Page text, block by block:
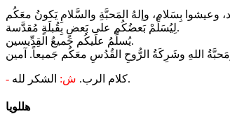
لِيُسَلِّمْ بَعضُكُم على بَعضٍ بِقُبلَةٍ مُقدَّسة.
يُسلِّمُ علَيكُم جَميعُ القِدِّيسين.
- كلام الرب. ش: الشكر لله.
هللويا